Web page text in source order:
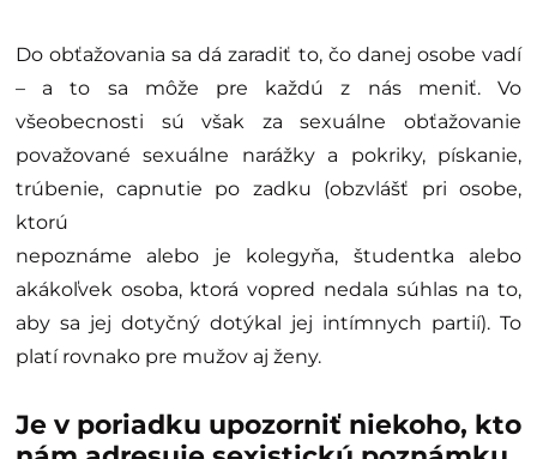
Do obťažovania sa dá zaradiť to, čo danej osobe vadí
– a to sa môže pre každú z nás meniť. Vo
všeobecnosti sú však za sexuálne obťažovanie
považované sexuálne narážky a pokriky, pískanie,
trúbenie, capnutie po zadku (obzvlášť pri osobe,
ktorú
nepoznáme alebo je kolegyňa, študentka alebo
akákoľvek osoba, ktorá vopred nedala súhlas na to,
aby sa jej dotyčný dotýkal jej intímnych partií). To
platí rovnako pre mužov aj ženy.
Je v poriadku upozorniť niekoho, kto